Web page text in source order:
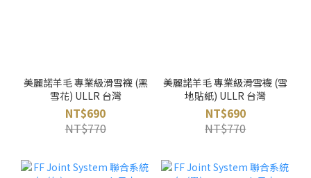
美麗諾羊毛 專業級滑雪襪 (黑
雪花) ULLR 台灣
NT$690
NT$770
美麗諾羊毛 專業級滑雪襪 (雪
地貼紙) ULLR 台灣
NT$690
NT$770